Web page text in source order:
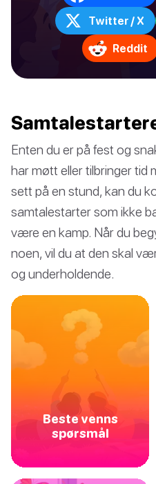
Twitter / X
Reddit
Enten du er på fest og
har møtt eller tilbringer tid
sett på en stund, kan du
samtalestarter som ikke
være en kamp. Når du
noen, vil du at den skal
og underholdende.
Beste venns
spørsmål